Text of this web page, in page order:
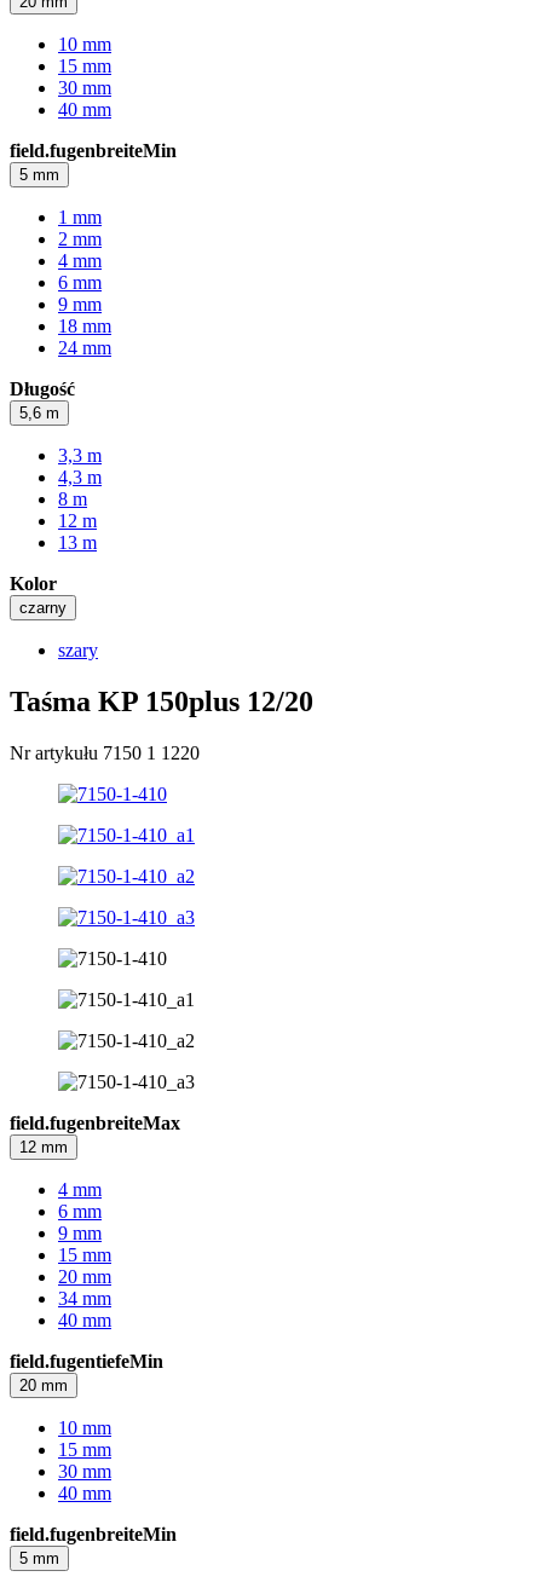
10 mm
15 mm
30 mm
40 mm
field.fugenbreiteMin
5 mm
1 mm
2 mm
4 mm
6 mm
9 mm
18 mm
24 mm
Długość
5,6 m
3,3 m
4,3 m
8 m
12 m
13 m
Kolor
czarny
szary
Taśma KP 150plus 12/20
Nr artykułu 7150 1 1220
field.fugenbreiteMax
12 mm
4 mm
6 mm
9 mm
15 mm
20 mm
34 mm
40 mm
field.fugentiefeMin
20 mm
10 mm
15 mm
30 mm
40 mm
field.fugenbreiteMin
5 mm